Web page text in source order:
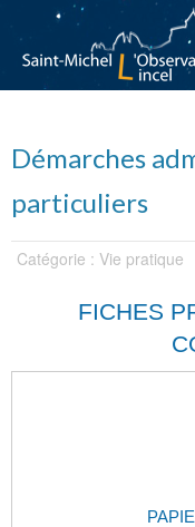
Démarches
particuliers
Catégorie : Vie pratique
FICHES